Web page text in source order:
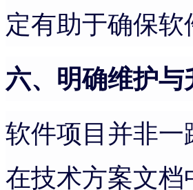
定有助于确保
六、明确维护与
软件项目并非
在技术方案文